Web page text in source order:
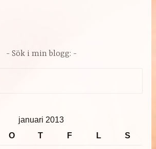
Sök i min blogg:
januari 2013
O T F L S